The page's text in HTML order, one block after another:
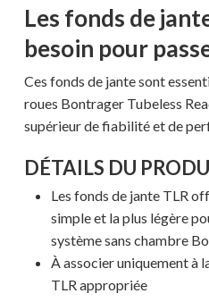
Les fonds de
besoin pour
Ces fonds de jante sont
roues Bontrager Tubeless
supérieur de fiabilité et de
DÉTAILS DU
Les fonds de jante TLR
simple et la plus légère
système sans chambre
À associer uniquement à
TLR appropriée